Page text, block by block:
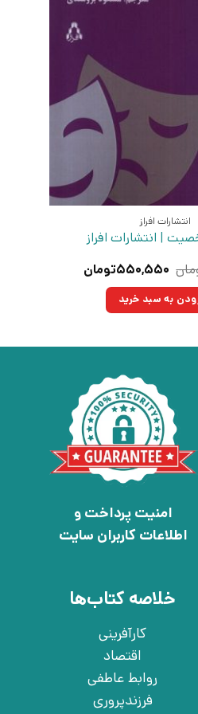
انتشارات افراز
| انتشارات افراز
قیمت
۷۷۰,۰۰۰تومان
بود.
۵۵۰,۵۵۰تومان
به سبد خرید
امنیت پرداخت و
اطلاعات کاربران سایت
خلاصه کتاب‌ها
کارآفرینی
اقتصاد
روابط عاطفی
فرزندپروری